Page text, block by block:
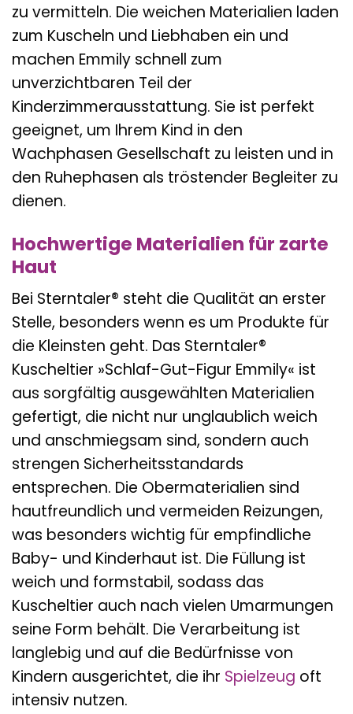
zu vermitteln. Die weichen Materialien laden
zum Kuscheln und Liebhaben ein und
machen Emmily schnell zum
unverzichtbaren Teil der
Kinderzimmerausstattung. Sie ist perfekt
geeignet, um Ihrem Kind in den
Wachphasen Gesellschaft zu leisten und in
den Ruhephasen als tröstender Begleiter zu
dienen.
Hochwertige Materialien für zarte
Haut
Bei Sterntaler® steht die Qualität an erster
Stelle, besonders wenn es um Produkte für
die Kleinsten geht. Das Sterntaler®
Kuscheltier »Schlaf-Gut-Figur Emmily« ist
aus sorgfältig ausgewählten Materialien
gefertigt, die nicht nur unglaublich weich
und anschmiegsam sind, sondern auch
strengen Sicherheitsstandards
entsprechen. Die Obermaterialien sind
hautfreundlich und vermeiden Reizungen,
was besonders wichtig für empfindliche
Baby- und Kinderhaut ist. Die Füllung ist
weich und formstabil, sodass das
Kuscheltier auch nach vielen Umarmungen
seine Form behält. Die Verarbeitung ist
langlebig und auf die Bedürfnisse von
Kindern ausgerichtet, die ihr Spielzeug oft
intensiv nutzen.